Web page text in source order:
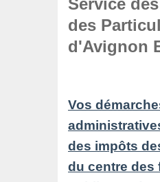
Service
des
d'Avignon
Vos
des impôts
du centre des